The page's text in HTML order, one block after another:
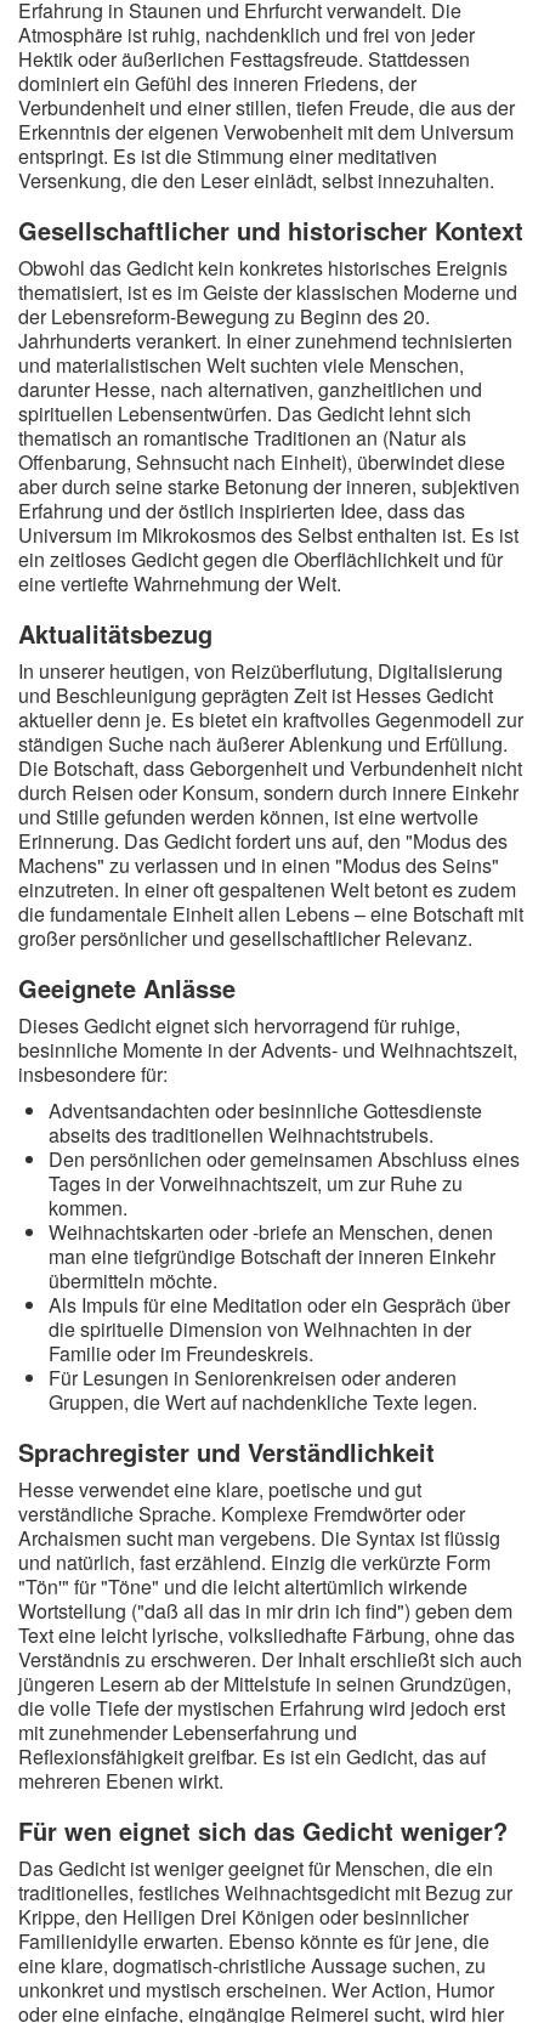
Erfahrung in Staunen und Ehrfurcht verwandelt. Die
Atmosphäre ist ruhig, nachdenklich und frei von jeder
Hektik oder äußerlichen Festtagsfreude. Stattdessen
dominiert ein Gefühl des inneren Friedens, der
Verbundenheit und einer stillen, tiefen Freude, die aus der
Erkenntnis der eigenen Verwobenheit mit dem Universum
entspringt. Es ist die Stimmung einer meditativen
Versenkung, die den Leser einlädt, selbst innezuhalten.
Gesellschaftlicher und historischer Kontext
Obwohl das Gedicht kein konkretes historisches Ereignis
thematisiert, ist es im Geiste der klassischen Moderne und
der Lebensreform-Bewegung zu Beginn des 20.
Jahrhunderts verankert. In einer zunehmend technisierten
und materialistischen Welt suchten viele Menschen,
darunter Hesse, nach alternativen, ganzheitlichen und
spirituellen Lebensentwürfen. Das Gedicht lehnt sich
thematisch an romantische Traditionen an (Natur als
Offenbarung, Sehnsucht nach Einheit), überwindet diese
aber durch seine starke Betonung der inneren, subjektiven
Erfahrung und der östlich inspirierten Idee, dass das
Universum im Mikrokosmos des Selbst enthalten ist. Es ist
ein zeitloses Gedicht gegen die Oberflächlichkeit und für
eine vertiefte Wahrnehmung der Welt.
Aktualitätsbezug
In unserer heutigen, von Reizüberflutung, Digitalisierung
und Beschleunigung geprägten Zeit ist Hesses Gedicht
aktueller denn je. Es bietet ein kraftvolles Gegenmodell zur
ständigen Suche nach äußerer Ablenkung und Erfüllung.
Die Botschaft, dass Geborgenheit und Verbundenheit nicht
durch Reisen oder Konsum, sondern durch innere Einkehr
und Stille gefunden werden können, ist eine wertvolle
Erinnerung. Das Gedicht fordert uns auf, den "Modus des
Machens" zu verlassen und in einen "Modus des Seins"
einzutreten. In einer oft gespaltenen Welt betont es zudem
die fundamentale Einheit allen Lebens – eine Botschaft mit
großer persönlicher und gesellschaftlicher Relevanz.
Geeignete Anlässe
Dieses Gedicht eignet sich hervorragend für ruhige,
besinnliche Momente in der Advents- und Weihnachtszeit,
insbesondere für:
Adventsandachten oder besinnliche Gottesdienste
abseits des traditionellen Weihnachtstrubels.
Den persönlichen oder gemeinsamen Abschluss eines
Tages in der Vorweihnachtszeit, um zur Ruhe zu
kommen.
Weihnachtskarten oder -briefe an Menschen, denen
man eine tiefgründige Botschaft der inneren Einkehr
übermitteln möchte.
Als Impuls für eine Meditation oder ein Gespräch über
die spirituelle Dimension von Weihnachten in der
Familie oder im Freundeskreis.
Für Lesungen in Seniorenkreisen oder anderen
Gruppen, die Wert auf nachdenkliche Texte legen.
Sprachregister und Verständlichkeit
Hesse verwendet eine klare, poetische und gut
verständliche Sprache. Komplexe Fremdwörter oder
Archaismen sucht man vergebens. Die Syntax ist flüssig
und natürlich, fast erzählend. Einzig die verkürzte Form
"Tön'" für "Töne" und die leicht altertümlich wirkende
Wortstellung ("daß all das in mir drin ich find") geben dem
Text eine leicht lyrische, volksliedhafte Färbung, ohne das
Verständnis zu erschweren. Der Inhalt erschließt sich auch
jüngeren Lesern ab der Mittelstufe in seinen Grundzügen,
die volle Tiefe der mystischen Erfahrung wird jedoch erst
mit zunehmender Lebenserfahrung und
Reflexionsfähigkeit greifbar. Es ist ein Gedicht, das auf
mehreren Ebenen wirkt.
Für wen eignet sich das Gedicht weniger?
Das Gedicht ist weniger geeignet für Menschen, die ein
traditionelles, festliches Weihnachtsgedicht mit Bezug zur
Krippe, den Heiligen Drei Königen oder besinnlicher
Familienidylle erwarten. Ebenso könnte es für jene, die
eine klare, dogmatisch-christliche Aussage suchen, zu
unkonkret und mystisch erscheinen. Wer Action, Humor
oder eine einfache, eingängige Reimerei sucht, wird hier